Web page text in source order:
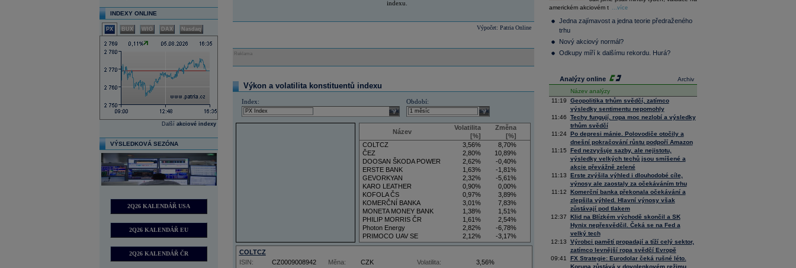
INDEXY ONLINE
PX BUX WIG DAX Nasdaq
Další akciové indexy
VÝSLEDKOVÁ SEZÓNA
2Q26 KALENDÁŘ USA
2Q26 KALENDÁŘ EU
2Q26 KALENDÁŘ ČR
indexu.
Výpočet: Patria Online
Reklama
Výkon a volatilita konstituentů indexu
Index:
select
Období:
select
Název
Volatilita
[%]
Změna
[%]
COLTCZ
3,56%
8,70%
ČEZ
2,80%
10,89%
DOOSAN ŠKODA POWER
2,62%
-0,40%
ERSTE BANK
1,63%
-1,81%
GEVORKYAN
2,32%
-5,61%
KARO LEATHER
0,90%
0,00%
KOFOLA ČS
0,97%
3,89%
KOMERČNÍ BANKA
3,01%
7,83%
MONETA MONEY BANK
1,38%
1,51%
PHILIP MORRIS ČR
1,61%
2,54%
Photon Energy
2,82%
-6,78%
PRIMOCO UAV SE
2,12%
-3,17%
VIG
3,36%
7,59%
COLTCZ
ISIN: CZ0009008942 Měna: CZK Volatilita:
3,56%
Composite
36 145,83 0,96
Tecdax
Performance
index
3 946,73
americkém akciovém t
...více
Jedna zajímavost a jedna teorie předraženého
trhu
Nový akciový normál?
Odkupy míří k dalšímu rekordu. Hurá?
Archiv
Analýzy online
Název analýzy
11:19
Geopolitika trhům svědčí, zatímco
výsledky sentimentu nepomohly
11:46
Techy fungují, ropa moc nezlobí a výsledky
trhům svědčí
11:24
Po depresi mánie. Polovodiče otočily a
dnešní pokračování růstu podpoří Amazon
11:15
Fed nezvyšuje sazby, ale nejistotu,
výsledky velkých techů jsou smíšené a
akcie převážně zelené
11:13
Erste zvýšila výhled i dlouhodobé cíle,
výnosy ale zaostaly za očekáváním trhu
11:12
Komerční banka překonala očekávání a
zlepšila výhled. Hlavní výnosy však
zůstávají pod tlakem
12:37
Klid na Blízkém východě skončil a SK
Hynix nepřesvědčil. Čeká se na Fed a
velký tech
12:13
Výrobci pamětí propadají a tíží celý sektor,
zatímco levnější ropa svědčí Evropě
09:41
FX Strategie: Eurodolar čeká rušné léto.
Koruna zůstává v dovolenkovém režimu